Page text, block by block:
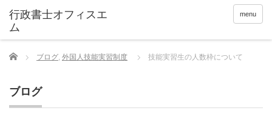
menu
Home ブログ, 外国人技能実習制度 技能実習生の人数枠について
ブログ